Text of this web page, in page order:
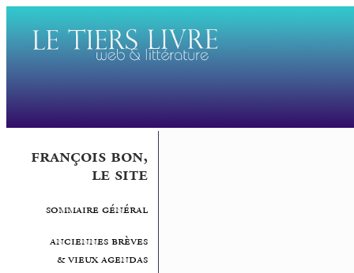
françois bon,
le site
sommaire général
anciennes brèves
& vieux agendas